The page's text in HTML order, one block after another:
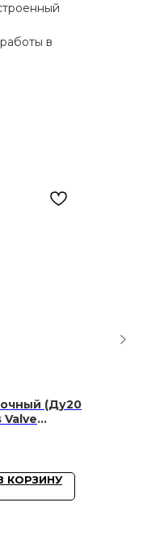
в
(Ду20
Valve
КОРЗИНУ